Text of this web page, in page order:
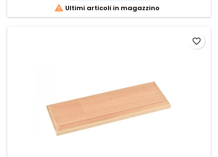
 Ultimi articoli in magazzino
favorite_border